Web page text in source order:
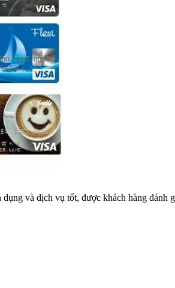
và dịch vụ tốt, được khách hàng đánh